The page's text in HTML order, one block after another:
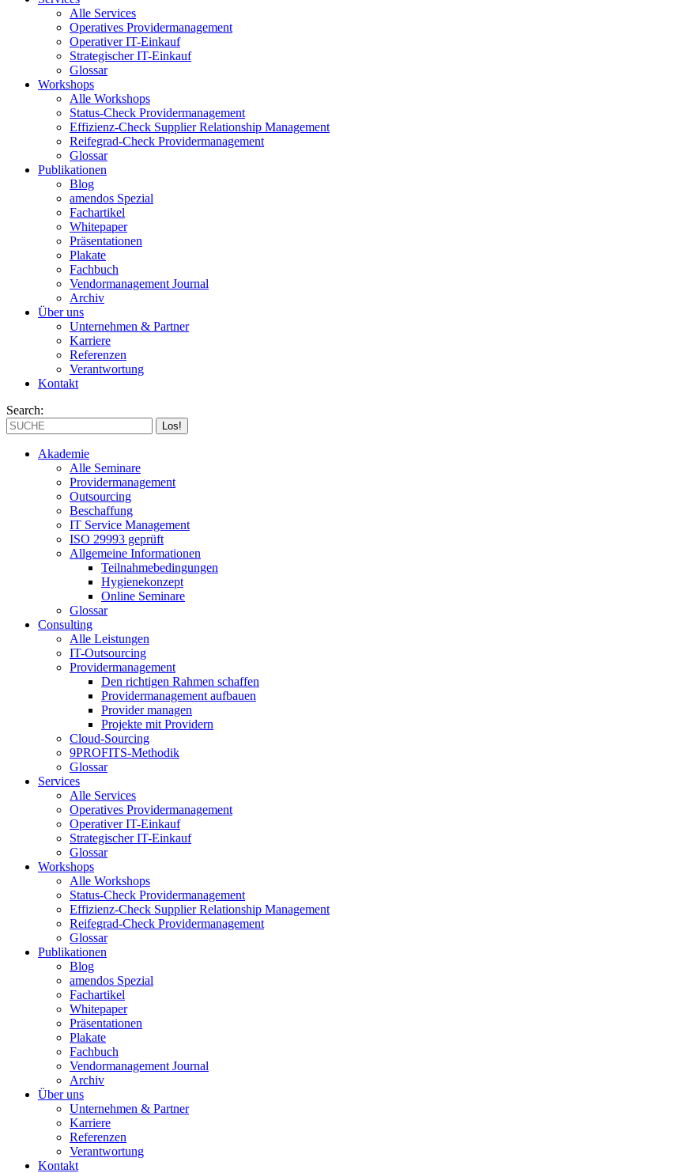
Alle Services
Operatives Providermanagement
Operativer IT-Einkauf
Strategischer IT-Einkauf
Glossar
Workshops
Alle Workshops
Status-Check Providermanagement
Effizienz-Check Supplier Relationship Management
Reifegrad-Check Providermanagement
Glossar
Publikationen
Blog
amendos Spezial
Fachartikel
Whitepaper
Präsentationen
Plakate
Fachbuch
Vendormanagement Journal
Archiv
Über uns
Unternehmen & Partner
Karriere
Referenzen
Verantwortung
Kontakt
Search:
Akademie
Alle Seminare
Providermanagement
Outsourcing
Beschaffung
IT Service Management
ISO 29993 geprüft
Allgemeine Informationen
Teilnahmebedingungen
Hygienekonzept
Online Seminare
Glossar
Consulting
Alle Leistungen
IT-Outsourcing
Providermanagement
Den richtigen Rahmen schaffen
Providermanagement aufbauen
Provider managen
Projekte mit Providern
Cloud-Sourcing
9PROFITS-Methodik
Glossar
Services
Alle Services
Operatives Providermanagement
Operativer IT-Einkauf
Strategischer IT-Einkauf
Glossar
Workshops
Alle Workshops
Status-Check Providermanagement
Effizienz-Check Supplier Relationship Management
Reifegrad-Check Providermanagement
Glossar
Publikationen
Blog
amendos Spezial
Fachartikel
Whitepaper
Präsentationen
Plakate
Fachbuch
Vendormanagement Journal
Archiv
Über uns
Unternehmen & Partner
Karriere
Referenzen
Verantwortung
Kontakt